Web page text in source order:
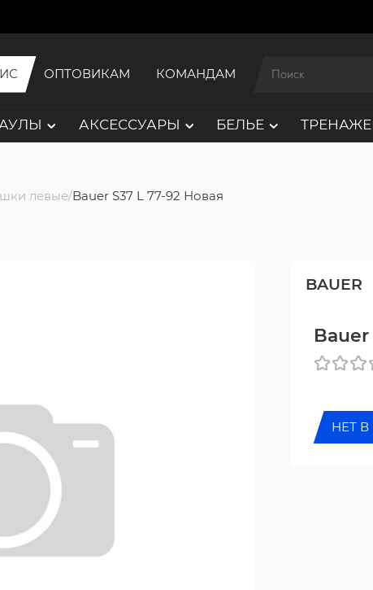
ОПТОВИКАМ КОМАНДАМ
АКСЕССУАРЫ БЕЛЬЕ
левые Bauer S37 L 77-92 Новая
BAUER
Bauer
НЕТ